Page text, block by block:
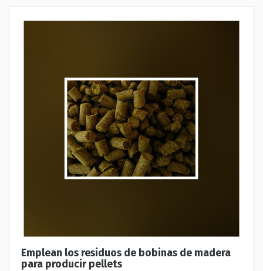
Emplean los residuos de bobinas de madera
para producir pellets